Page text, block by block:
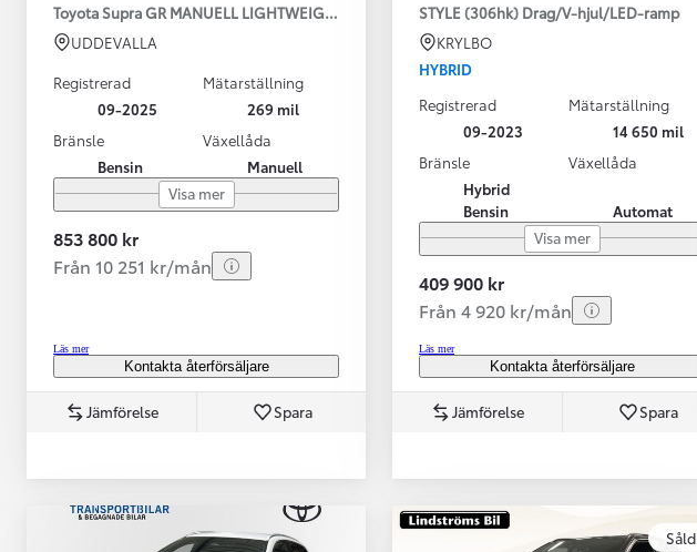
Från 599 900 kr
HYBRID
Toyota Supra GR MANUELL LIGHTWEIGHT EVO / OMG LEV! MOMSBIL!
UDDEVALLA
Registrerad
09-2025
Mätarställning
269 mil
Bränsle
Bensin
Växellåda
Manuell
Visa mer
853 800 kr
Från 10 251 kr/mån
Läs mer
Kontakta återförsäljare
Jämförelse Spara
STYLE (306hk) Drag/V-hjul/LED-ramp
KRYLBO
HYBRID
Registrerad
09-2023
Mätarställning
14 650 mil
Bränsle
Hybrid
Bensin
Växellåda
Automat
Visa mer
409 900 kr
Från 4 920 kr/mån
Läs mer
Kontakta återförsäljare
Jämförelse Spara
Såld